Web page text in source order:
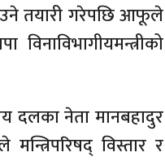
तयारी गरेपछि आफूले
दलका नेता मानबहादुर
विस्तार र